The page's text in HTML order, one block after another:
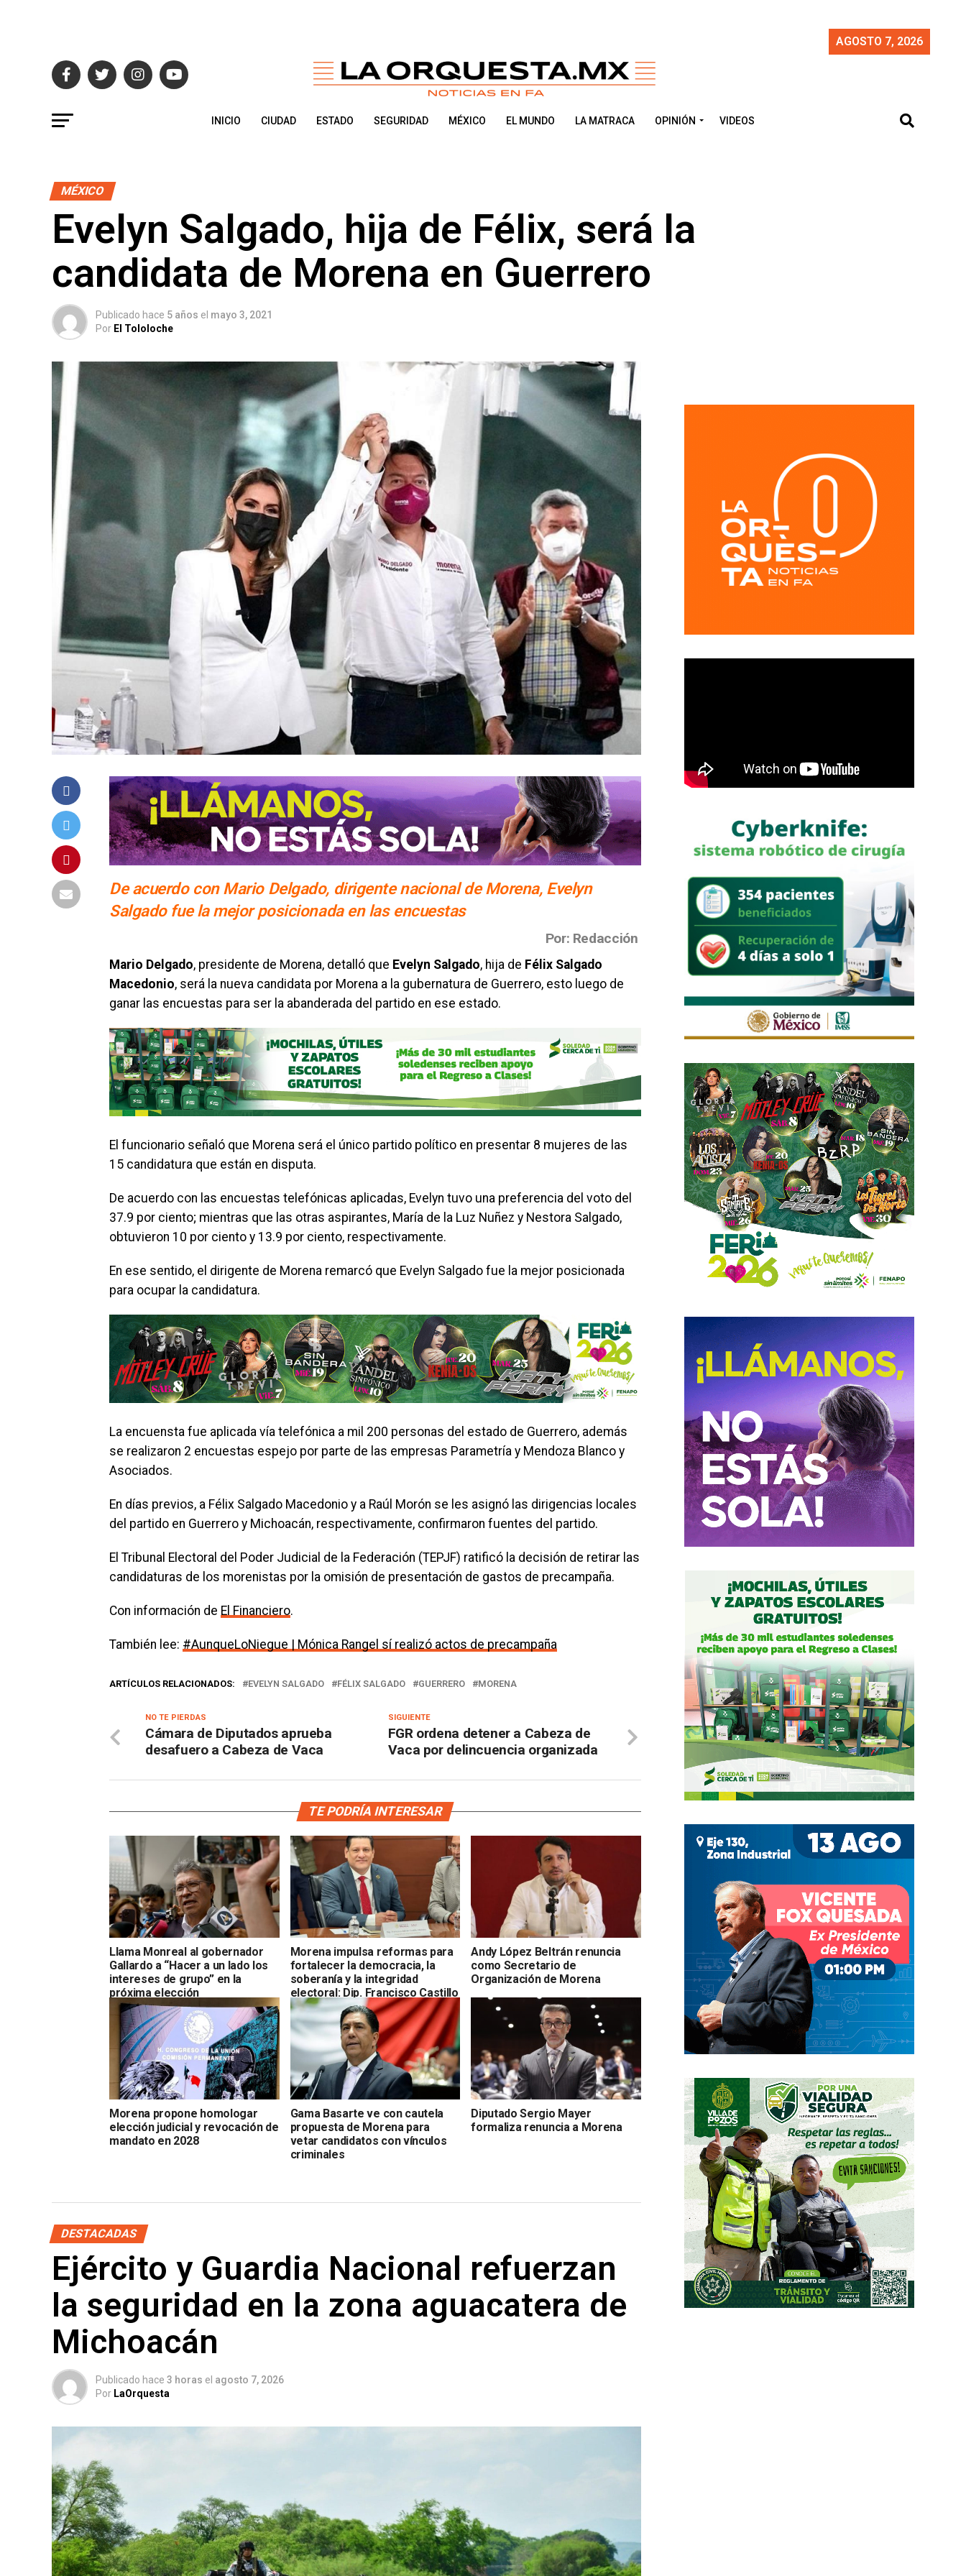
AGOSTO 7, 2026
INICIO CIUDAD ESTADO SEGURIDAD MÉXICO EL MUNDO LA MATRACA OPINIÓN VIDEOS
MÉXICO
Evelyn Salgado, hija de Félix, será la
candidata de Morena en Guerrero
Publicado hace 5 años el mayo 3, 2021
Por El Tololoche
De acuerdo con Mario Delgado, dirigente nacional de Morena, Evelyn
Salgado fue la mejor posicionada en las encuestas
Por: Redacción
Mario Delgado, presidente de Morena, detalló que Evelyn Salgado, hija de Félix Salgado
Macedonio, será la nueva candidata por Morena a la gubernatura de Guerrero, esto luego de
ganar las encuestas para ser la abanderada del partido en ese estado.
El funcionario señaló que Morena será el único partido político en presentar 8 mujeres de las
15 candidatura que están en disputa.
De acuerdo con las encuestas telefónicas aplicadas, Evelyn tuvo una preferencia del voto del
37.9 por ciento; mientras que las otras aspirantes, María de la Luz Nuñez y Nestora Salgado,
obtuvieron 10 por ciento y 13.9 por ciento, respectivamente.
En ese sentido, el dirigente de Morena remarcó que Evelyn Salgado fue la mejor posicionada
para ocupar la candidatura.
La encuensta fue aplicada vía telefónica a mil 200 personas del estado de Guerrero, además
se realizaron 2 encuestas espejo por parte de las empresas Parametría y Mendoza Blanco y
Asociados.
En días previos, a Félix Salgado Macedonio y a Raúl Morón se les asignó las dirigencias locales
del partido en Guerrero y Michoacán, respectivamente, confirmaron fuentes del partido.
El Tribunal Electoral del Poder Judicial de la Federación (TEPJF) ratificó la decisión de retirar las
candidaturas de los morenistas por la omisión de presentación de gastos de precampaña.
Con información de El Financiero.
También lee: #AunqueLoNiegue | Mónica Rangel sí realizó actos de precampaña
ARTÍCULOS RELACIONADOS: EVELYN SALGADO FÉLIX SALGADO GUERRERO MORENA
SIGUIENTE
FGR ordena detener a Cabeza de
Vaca por delincuencia organizada
NO TE PIERDAS
Cámara de Diputados aprueba
desafuero a Cabeza de Vaca
TE PODRÍA INTERESAR
Llama Monreal al gobernador
Gallardo a “Hacer a un lado los
intereses de grupo” en la
próxima elección
Morena impulsa reformas para
fortalecer la democracia, la
soberanía y la integridad
electoral: Dip. Francisco Castillo
Andy López Beltrán renuncia
como Secretario de
Organización de Morena
Morena propone homologar
elección judicial y revocación de
mandato en 2028
Gama Basarte ve con cautela
propuesta de Morena para
vetar candidatos con vínculos
criminales
Diputado Sergio Mayer
formaliza renuncia a Morena
DESTACADAS
Ejército y Guardia Nacional refuerzan
la seguridad en la zona aguacatera de
Michoacán
Publicado hace 3 horas el agosto 7, 2026
Por LaOrquesta